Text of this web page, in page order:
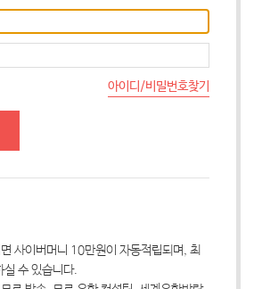
아이디/비밀번호찾기
사이버머니 10만원이 자동적립되며, 최
수 있습니다.